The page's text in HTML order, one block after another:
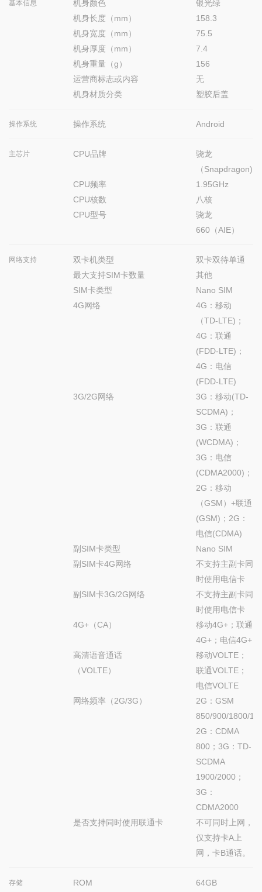
基本信息 机身颜色
银光绿
机身长度（mm）
158.3
机身宽度（mm）
75.5
机身厚度（mm）
7.4
机身重量（g）
156
运营商标志或内容
无
机身材质分类
塑胶后盖
操作系统 操作系统 Android
主芯片 CPU品牌
骁龙
（Snapdragon)
CPU频率
1.95GHz
CPU核数
八核
CPU型号
骁龙
660（AIE）
网络支持 双卡机类型
双卡双待单通
最大支持SIM卡数量
其他
SIM卡类型
Nano SIM
4G网络
4G：移动
（TD-LTE)；
4G：联通
(FDD-LTE)；
4G：电信
(FDD-LTE)
3G/2G网络
3G：移动(TD-
SCDMA)；
3G：联通
(WCDMA)；
3G：电信
(CDMA2000)；
2G：移动
（GSM）+联通
(GSM)；2G：
电信(CDMA)
副SIM卡类型
Nano SIM
副SIM卡4G网络
不支持主副卡同
时使用电信卡
副SIM卡3G/2G网络
不支持主副卡同
时使用电信卡
4G+（CA）
移动4G+；联通
4G+；电信4G+
高清语音通话
（VOLTE）
移动VOLTE；
联通VOLTE；
电信VOLTE
网络频率（2G/3G）
2G：GSM
850/900/1800/
2G：CDMA
800；3G：TD-
SCDMA
1900/2000；
3G：
CDMA2000
是否支持同时使用联通卡
不可同时上网，
仅支持卡A上
网，卡B通话。
存储 ROM 64GB